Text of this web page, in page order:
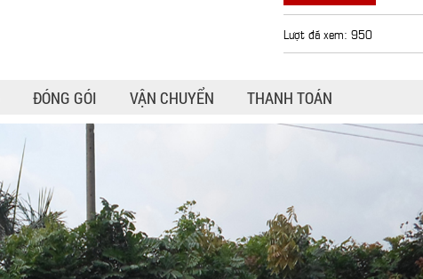
Lượt đã xem: 950
ĐÓNG GÓI VẬN CHUYỂN THANH TOÁN